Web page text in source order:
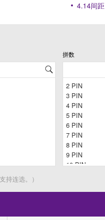
4.14间距
拼数
持连选。）